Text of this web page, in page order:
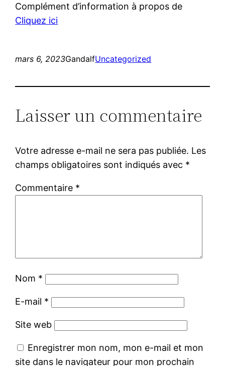
Complément d’information à propos de
Cliquez ici
mars 6, 2023GandalfUncategorized
Laisser un commentaire
Votre adresse e-mail ne sera pas publiée. Les
champs obligatoires sont indiqués avec *
Commentaire *
Nom *
E-mail *
Site web
Enregistrer mon nom, mon e-mail et mon
site dans le navigateur pour mon prochain